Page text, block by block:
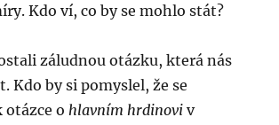
Kdo ví, co by se mohlo stát?
záludnou otázku, která nás
Kdo by si pomyslel, že se
otázce ohlavním hrdinovi v